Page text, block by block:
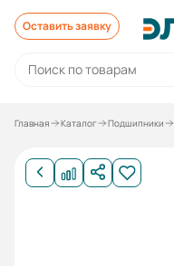
Оставить заявку
Главная Каталог Подшипники